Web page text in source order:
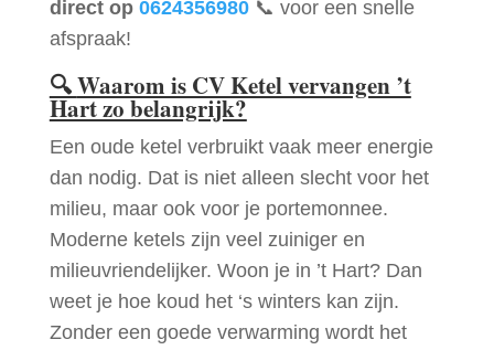
direct op 0624356980📞 voor een snelle
afspraak!
🔍Waarom is CV Ketel vervangen ’t
Hart zo belangrijk?
Een oude ketel verbruikt vaak meer energie
dan nodig. Dat is niet alleen slecht voor het
milieu, maar ook voor je portemonnee.
Moderne ketels zijn veel zuiniger en
milieuvriendelijker. Woon je in ’t Hart? Dan
weet je hoe koud het ‘s winters kan zijn.
Zonder een goede verwarming wordt het